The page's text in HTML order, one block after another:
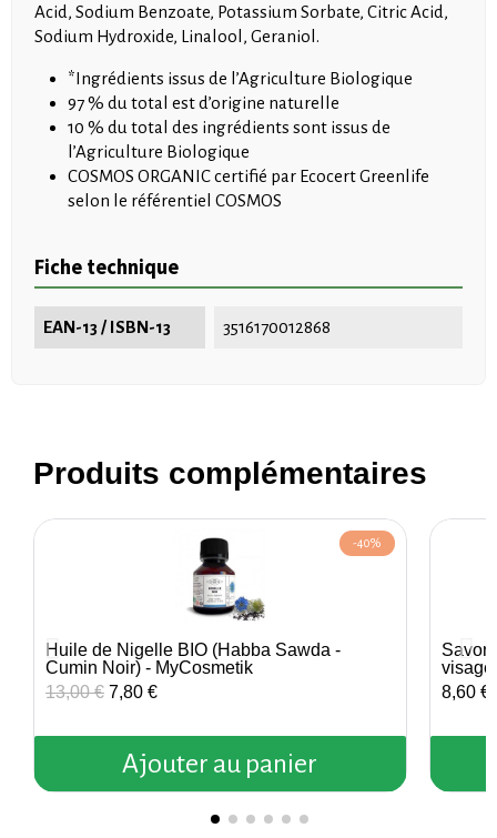
Acid, Sodium Benzoate, Potassium Sorbate, Citric Acid,
Sodium Hydroxide, Linalool, Geraniol.
*Ingrédients issus de l’Agriculture Biologique
97 % du total est d’origine naturelle
10 % du total des ingrédients sont issus de
l’Agriculture Biologique
COSMOS ORGANIC certifié par Ecocert Greenlife
selon le référentiel COSMOS
Fiche technique
EAN-13 / ISBN-13 3516170012868
Produits complémentaires
Aperçu rapide
-40%
Huile de Nigelle BIO (Habba Sawda -
Cumin Noir) - MyCosmetik
13,00 € 7,80 €
Ajouter au panier
Savon
visage
8,60 €